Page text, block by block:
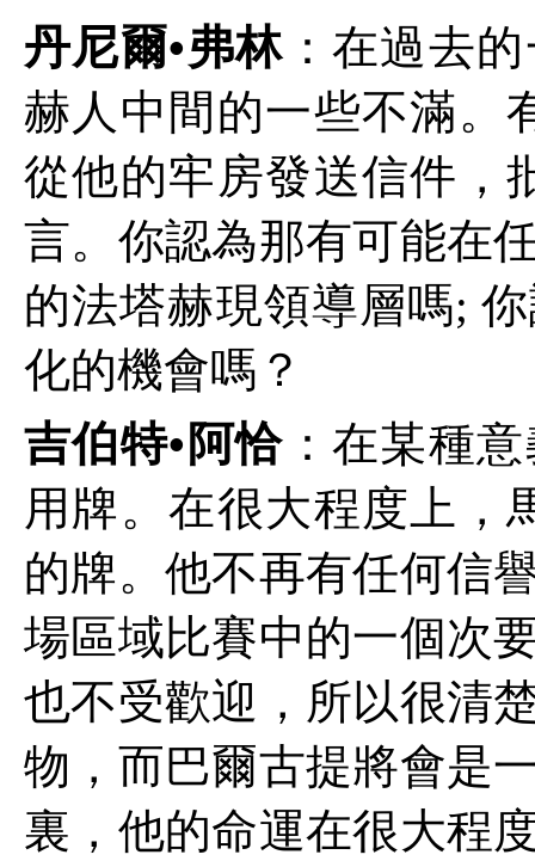
丹尼爾•弗林：在過去
赫人中間的一些不滿。
從他的牢房發送信件，
言。你認為那有可能在
的法塔赫現領導層嗎;
化的機會嗎？
吉伯特•阿恰 ：在某種
用牌。在很大程度上，
的牌。他不再有任何信
場區域比賽中的一個次
也不受歡迎，所以很清
物，而巴爾古提將會是
裏，他的命運在很大程